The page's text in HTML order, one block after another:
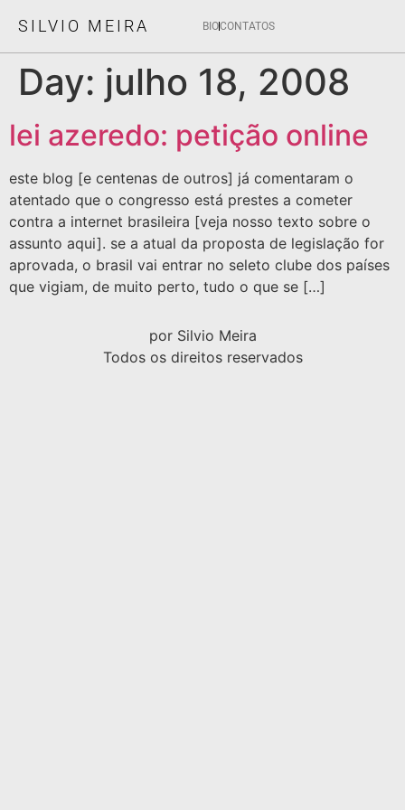
SILVIO MEIRA BIOCONTATOS
Day: julho 18, 2008
lei azeredo: petição online
este blog [e centenas de outros] já comentaram o
atentado que o congresso está prestes a cometer
contra a internet brasileira [veja nosso texto sobre o
assunto aqui]. se a atual da proposta de legislação for
aprovada, o brasil vai entrar no seleto clube dos países
que vigiam, de muito perto, tudo o que se […]
por Silvio Meira
Todos os direitos reservados